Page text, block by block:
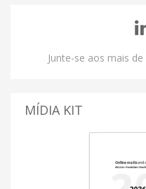
Junte-se aos mais
MÍDIA KIT